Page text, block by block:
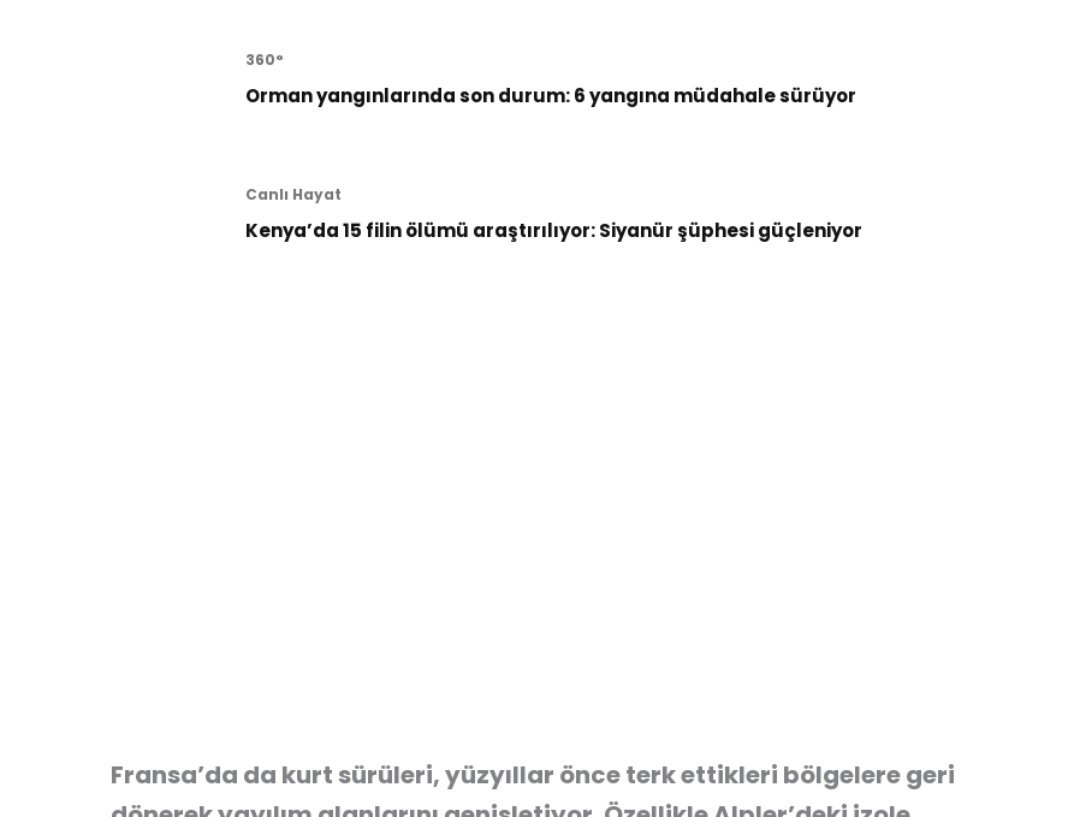
360°
Orman yangınlarında son durum: 6 yangına müdahale sürüyor
Canlı Hayat
Kenya’da 15 filin ölümü araştırılıyor: Siyanür şüphesi güçleniyor
Fransa’da da kurt sürüleri, yüzyıllar önce terk ettikleri bölgelere geri